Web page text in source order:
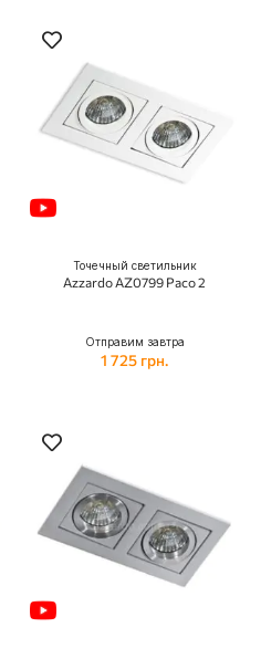
Точечный светильник
Azzardo AZ0799 Paco 2
Отправим завтра
1 725 грн.